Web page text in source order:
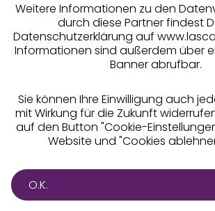
Weitere Informationen zu den
durch diese Partner findest
Datenschutzerklärung auf
Informationen sind außerdem über
Banner abrufbar.
Sie können Ihre Einwilligung auch
mit Wirkung für die Zukunft
auf den Button "Cookie-
Website und "Cookies
O.K.